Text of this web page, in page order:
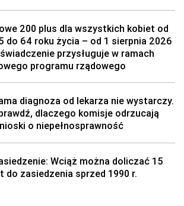
200 plus dla wszystkich kobiet od
do 64 roku życia – od 1 sierpnia 2026
przysługuje w ramach
programu rządowego
diagnoza od lekarza nie wystarczy.
dlaczego komisje odrzucają
o niepełnosprawność
Wciąż można doliczać 15
do zasiedzenia sprzed 1990 r.